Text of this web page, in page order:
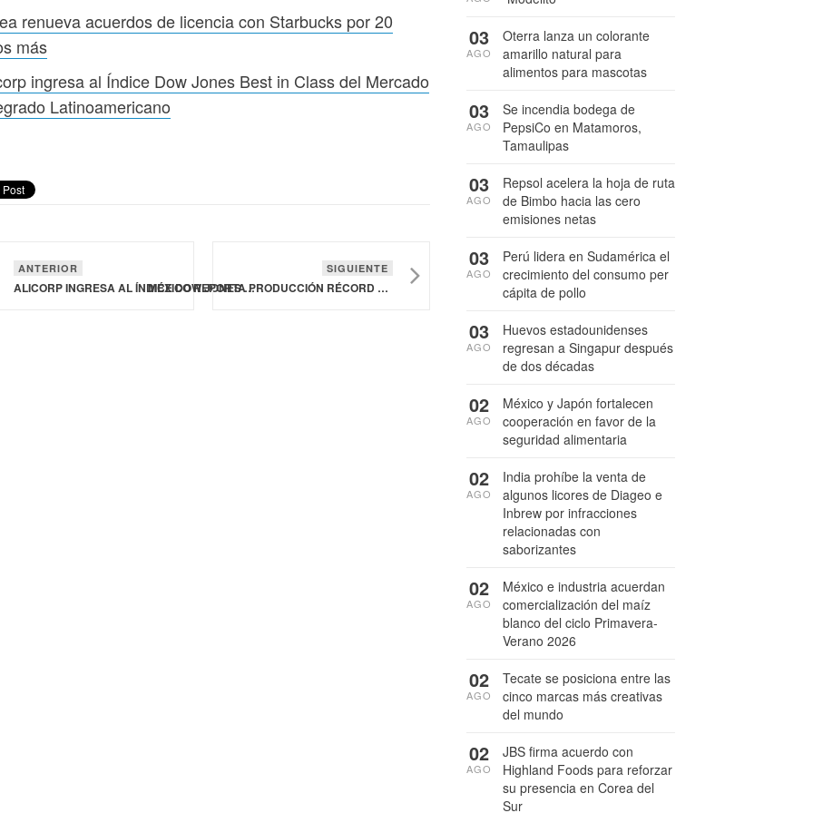
renueva acuerdos de licencia con Starbucks por 20
más
ingresa al Índice Dow Jones Best in Class del Mercado
Latinoamericano
ANTERIOR
ALICORP INGRESA AL ÍNDICE DOW JONES BEST IN CLASS DEL MERCADO INTEGRADO LATINOAMERICANO
SIGUIENTE
MÉXICO REPORTA PRODUCCIÓN RÉCORD DE MIEL DURANTE 2025, AL ALCANZAR LAS 60 MIL TONELADAS
Oterra lanza un colorante
amarillo natural para
alimentos para mascotas
03
AGO
Se incendia bodega de
PepsiCo en Matamoros,
Tamaulipas
03
AGO
Repsol acelera la hoja de ruta
de Bimbo hacia las cero
emisiones netas
03
AGO
Perú lidera en Sudamérica el
crecimiento del consumo per
cápita de pollo
03
AGO
Huevos estadounidenses
regresan a Singapur después
de dos décadas
03
AGO
México y Japón fortalecen
cooperación en favor de la
seguridad alimentaria
02
AGO
India prohíbe la venta de
algunos licores de Diageo e
Inbrew por infracciones
relacionadas con
saborizantes
02
AGO
México e industria acuerdan
comercialización del maíz
blanco del ciclo Primavera-
Verano 2026
02
AGO
Tecate se posiciona entre las
cinco marcas más creativas
del mundo
02
AGO
JBS firma acuerdo con
Highland Foods para reforzar
su presencia en Corea del
Sur
02
AGO